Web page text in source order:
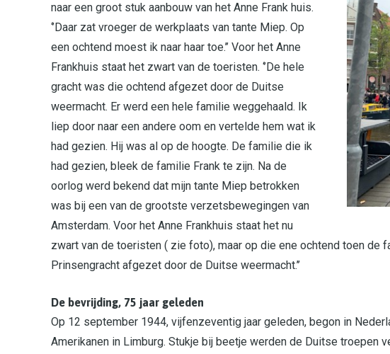
naar een groot stuk aanbouw van het Anne Frank huis.
‘’Daar zat vroeger de werkplaats van tante Miep. Op
een ochtend moest ik naar haar toe.’’ Voor het Anne
Frankhuis staat het zwart van de toeristen. ‘’De hele
gracht was die ochtend afgezet door de Duitse
weermacht. Er werd een hele familie weggehaald. Ik
liep door naar een andere oom en vertelde hem wat ik
had gezien. Hij was al op de hoogte. De familie die ik
had gezien, bleek de familie Frank te zijn. Na de
oorlog werd bekend dat mijn tante Miep betrokken
was bij een van de grootste verzetsbewegingen van
Amsterdam. Voor het Anne Frankhuis staat het nu
zwart van de toeristen ( zie foto), maar op die ene ochtend toen de
Prinsengracht afgezet door de Duitse weermacht.’’
De bevrijding, 75 jaar geleden
Op 12 september 1944, vijfenzeventig jaar geleden, begon in
Amerikanen in Limburg. Stukje bij beetje werden de Duitse troepen